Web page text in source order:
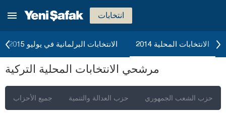
انتخابات
الانتخابات البرلمانية في يوليو 2015 الانتخابات المحلية 2014
مرشحي الانتخابات المحلية التركية
جميع الأحزاب حزب العدالة والتنمية حزب الشعب الجمهوري
جناق قلعة
شانكيري
جوروم
دينيزلي
دوزجا